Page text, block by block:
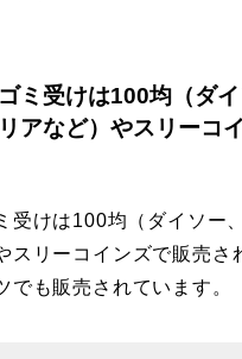
ミ受けは100均（ダ
アなど）やスリーコ
受けは100均（ダイソー
スリーコインズで販売さ
でも販売されています。